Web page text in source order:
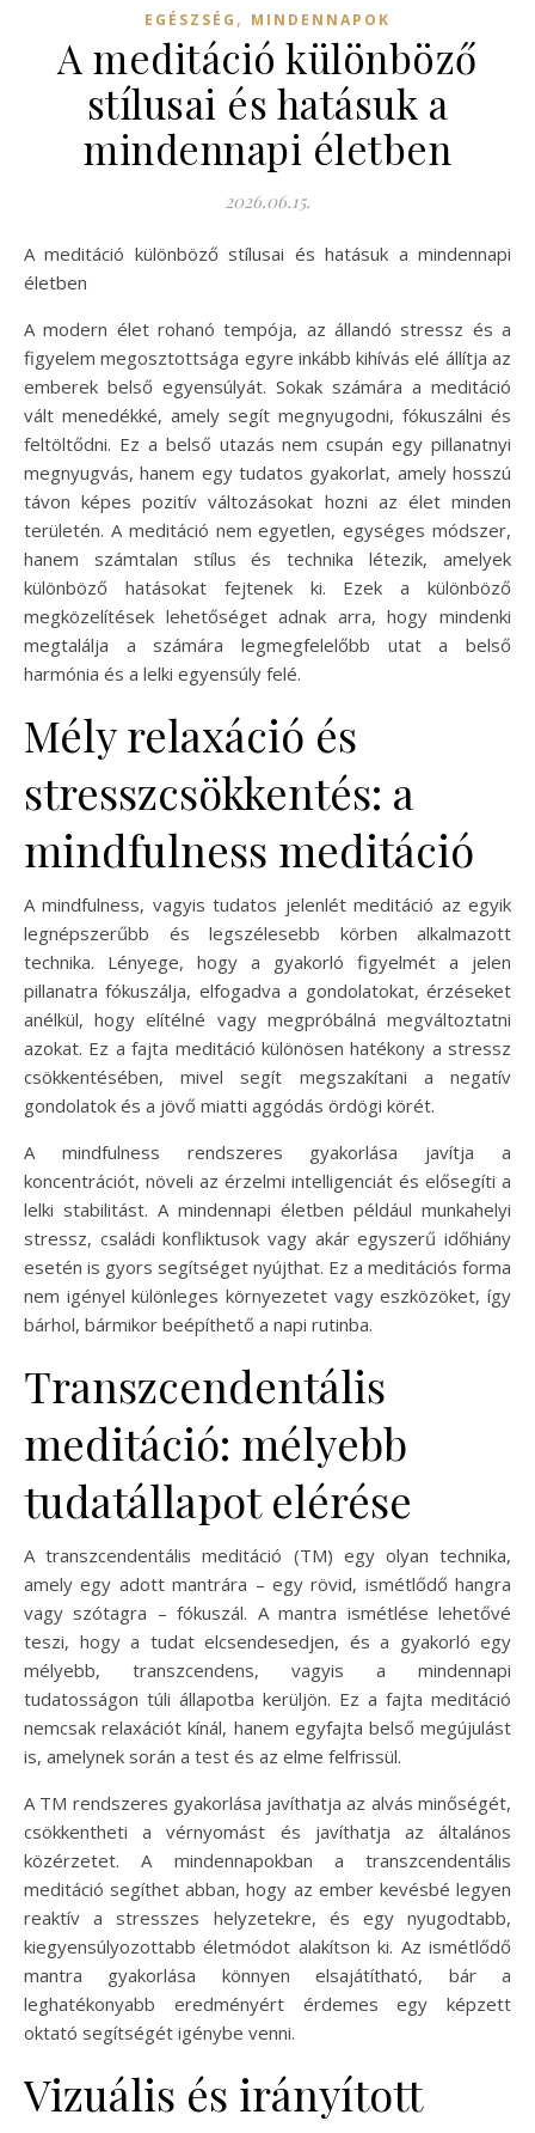
EGÉSZSÉG , MINDENNAPOK
A meditáció különböző
stílusai és hatásuk a
mindennapi életben
2026.06.15.
A meditáció különböző stílusai és hatásuk a mindennapi
életben
A modern élet rohanó tempója, az állandó stressz és a
figyelem megosztottsága egyre inkább kihívás elé állítja az
emberek belső egyensúlyát. Sokak számára a meditáció
vált menedékké, amely segít megnyugodni, fókuszálni és
feltöltődni. Ez a belső utazás nem csupán egy pillanatnyi
megnyugvás, hanem egy tudatos gyakorlat, amely hosszú
távon képes pozitív változásokat hozni az élet minden
területén. A meditáció nem egyetlen, egységes módszer,
hanem számtalan stílus és technika létezik, amelyek
különböző hatásokat fejtenek ki. Ezek a különböző
megközelítések lehetőséget adnak arra, hogy mindenki
megtalálja a számára legmegfelelőbb utat a belső
harmónia és a lelki egyensúly felé.
Mély relaxáció és
stresszcsökkentés: a
mindfulness meditáció
A mindfulness, vagyis tudatos jelenlét meditáció az egyik
legnépszerűbb és legszélesebb körben alkalmazott
technika. Lényege, hogy a gyakorló figyelmét a jelen
pillanatra fókuszálja, elfogadva a gondolatokat, érzéseket
anélkül, hogy elítélné vagy megpróbálná megváltoztatni
azokat. Ez a fajta meditáció különösen hatékony a stressz
csökkentésében, mivel segít megszakítani a negatív
gondolatok és a jövő miatti aggódás ördögi körét.
A mindfulness rendszeres gyakorlása javítja a
koncentrációt, növeli az érzelmi intelligenciát és elősegíti a
lelki stabilitást. A mindennapi életben például munkahelyi
stressz, családi konfliktusok vagy akár egyszerű időhiány
esetén is gyors segítséget nyújthat. Ez a meditációs forma
nem igényel különleges környezetet vagy eszközöket, így
bárhol, bármikor beépíthető a napi rutinba.
Transzcendentális
meditáció: mélyebb
tudatállapot elérése
A transzcendentális meditáció (TM) egy olyan technika,
amely egy adott mantrára – egy rövid, ismétlődő hangra
vagy szótagra – fókuszál. A mantra ismétlése lehetővé
teszi, hogy a tudat elcsendesedjen, és a gyakorló egy
mélyebb, transzcendens, vagyis a mindennapi
tudatosságon túli állapotba kerüljön. Ez a fajta meditáció
nemcsak relaxációt kínál, hanem egyfajta belső megújulást
is, amelynek során a test és az elme felfrissül.
A TM rendszeres gyakorlása javíthatja az alvás minőségét,
csökkentheti a vérnyomást és javíthatja az általános
közérzetet. A mindennapokban a transzcendentális
meditáció segíthet abban, hogy az ember kevésbé legyen
reaktív a stresszes helyzetekre, és egy nyugodtabb,
kiegyensúlyozottabb életmódot alakítson ki. Az ismétlődő
mantra gyakorlása könnyen elsajátítható, bár a
leghatékonyabb eredményért érdemes egy képzett
oktató segítségét igénybe venni.
Vizuális és irányított